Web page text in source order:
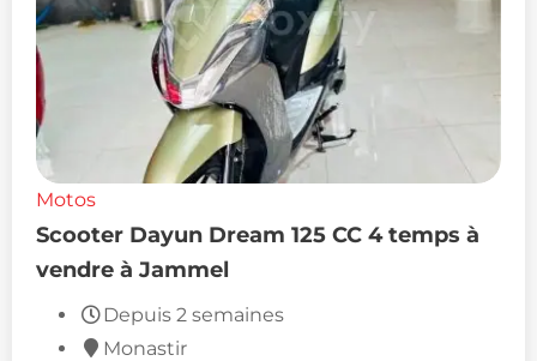
Motos
Scooter Dayun Dream 125 CC 4 temps à
vendre à Jammel
Depuis 2 semaines
Monastir